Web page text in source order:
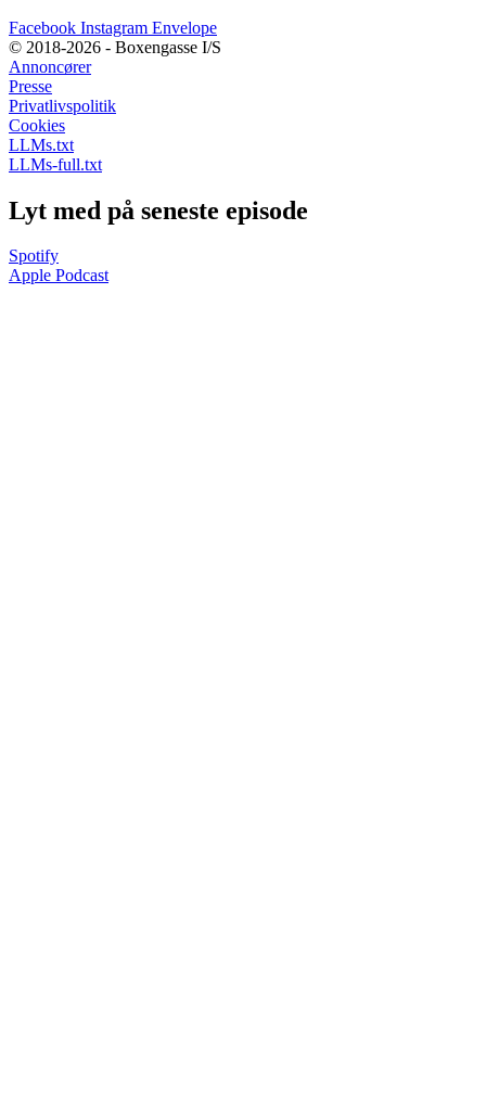
Facebook Instagram Envelope
© 2018-2026 - Boxengasse I/S
Annoncører
Presse
Privatlivspolitik
Cookies
LLMs.txt
LLMs-full.txt
Lyt med på seneste episode
Spotify
Apple Podcast